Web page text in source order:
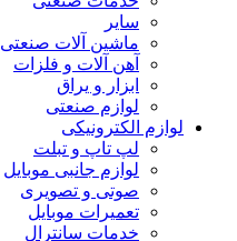
سایر
ماشین آلات صنعتی
آهن آلات و فلزات
ابزار و یراق
لوازم صنعتی
لوازم الکترونیکی
لپ تاپ و تبلت
لوازم جانبی موبایل
صوتی و تصویری
تعمیرات موبایل
خدمات سانترال